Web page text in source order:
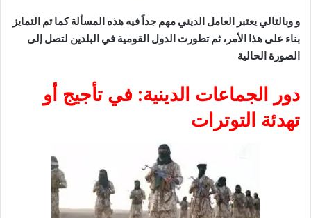
العامل الديني مهم جداً فيه هذه المسألة كما تم التمايز
ثم تطورت الدول القومية في البلدين لتصل إلى
الدينية: في تأجيج أو